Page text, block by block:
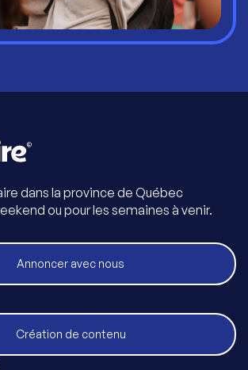
dans la province de Québec
ou pour les semaines à venir.
Annoncer avec nous
Création de contenu